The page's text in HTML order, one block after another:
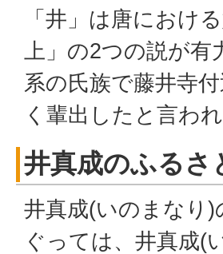
「井」は唐におけ
上」の2つの説が
系の氏族で藤井寺
く輩出したと言わ
井真成のふるさ
井真成(いのまなり)
ぐっては、井真成(